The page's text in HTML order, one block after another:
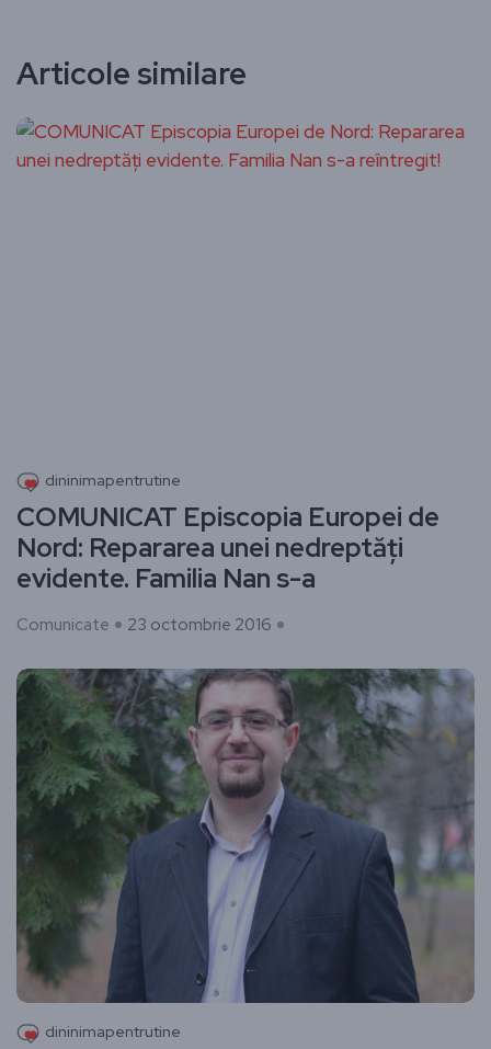
Articole similare
dininimapentrutine
COMUNICAT Episcopia Europei de
Nord: Repararea unei nedreptăți
evidente. Familia Nan s-a
Comunicate 23 octombrie 2016
dininimapentrutine